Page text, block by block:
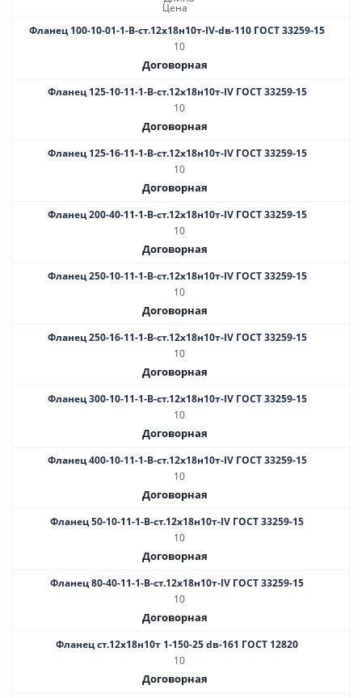
Цена
Фланец 100-10-01-1-В-ст.12х18н10т-IV-dв-110 ГОСТ 33259-15
10
Договорная
Фланец 125-10-11-1-B-ст.12х18н10т-IV ГОСТ 33259-15
10
Договорная
Фланец 125-16-11-1-B-ст.12х18н10т-IV ГОСТ 33259-15
10
Договорная
Фланец 200-40-11-1-B-ст.12х18н10т-IV ГОСТ 33259-15
10
Договорная
Фланец 250-10-11-1-B-ст.12х18н10т-IV ГОСТ 33259-15
10
Договорная
Фланец 250-16-11-1-B-ст.12х18н10т-IV ГОСТ 33259-15
10
Договорная
Фланец 300-10-11-1-B-ст.12х18н10т-IV ГОСТ 33259-15
10
Договорная
Фланец 400-10-11-1-B-ст.12х18н10т-IV ГОСТ 33259-15
10
Договорная
Фланец 50-10-11-1-B-ст.12х18н10т-IV ГОСТ 33259-15
10
Договорная
Фланец 80-40-11-1-B-ст.12х18н10т-IV ГОСТ 33259-15
10
Договорная
Фланец ст.12х18н10т 1-150-25 dв-161 ГОСТ 12820
10
Договорная